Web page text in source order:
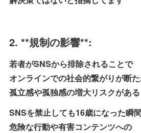
2. **規制の影響**:
若者がSNSから排除されることで
オンラインでの社会的繋がりが断
孤立感や孤独感の増大リスクがある
SNSを禁止しても16歳になった瞬
危険な行動や有害コンテンツへの